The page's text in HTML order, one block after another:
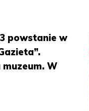
powstanie w
W